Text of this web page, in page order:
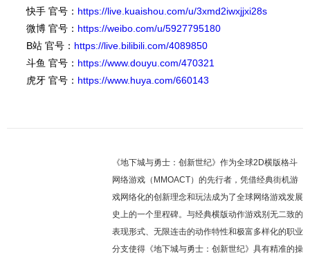
快手 官号： https://live.kuaishou.com/u/3xmd2iwxjjxi28s
微博 官号： https://weibo.com/u/5927795180
B站 官号： https://live.bilibili.com/4089850
斗鱼 官号： https://www.douyu.com/470321
虎牙 官号： https://www.huya.com/660143
《地下城与勇士：创新世纪》作为全球2D横版格斗
网络游戏（MMOACT）的先行者，凭借经典街机游
戏网络化的创新理念和玩法成为了全球网络游戏发展
史上的一个里程碑。与经典横版动作游戏别无二致的
表现形式、无限连击的动作特性和极富多样化的职业
分支使得《地下城与勇士：创新世纪》具有精准的操